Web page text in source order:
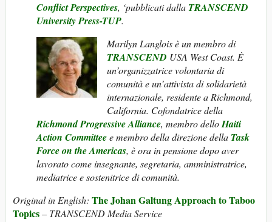
Conflict Perspectives, ‘pubblicati dalla TRANSCEND
University Press-TUP.
Marilyn Langlois è un membro di
TRANSCEND USA West Coast. È
un’organizzatrice volontaria di
comunità e un’attivista di solidarietà
internazionale, residente a Richmond,
California. Cofondatrice della
Richmond Progressive Alliance, membro delloHaiti
Action Committeee membro della direzione della Task
Force on the Americas, è ora in pensione dopo aver
lavorato come insegnante, segretaria, amministratrice,
mediatrice e sostenitrice di comunità.
Original in English: The Johan Galtung Approach to Taboo
Topics– TRANSCEND Media Service